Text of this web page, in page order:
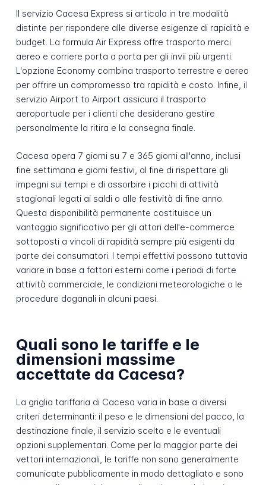
Il servizio Cacesa Express si articola in tre modalità
distinte per rispondere alle diverse esigenze di rapidità e
budget. La formula Air Express offre trasporto merci
aereo e corriere porta a porta per gli invii più urgenti.
L'opzione Economy combina trasporto terrestre e aereo
per offrire un compromesso tra rapidità e costo. Infine, il
servizio Airport to Airport assicura il trasporto
aeroportuale per i clienti che desiderano gestire
personalmente la ritira e la consegna finale.
Cacesa opera 7 giorni su 7 e 365 giorni all'anno, inclusi
fine settimana e giorni festivi, al fine di rispettare gli
impegni sui tempi e di assorbire i picchi di attività
stagionali legati ai saldi o alle festività di fine anno.
Questa disponibilità permanente costituisce un
vantaggio significativo per gli attori dell'e-commerce
sottoposti a vincoli di rapidità sempre più esigenti da
parte dei consumatori. I tempi effettivi possono tuttavia
variare in base a fattori esterni come i periodi di forte
attività commerciale, le condizioni meteorologiche o le
procedure doganali in alcuni paesi.
Quali sono le tariffe e le
dimensioni massime
accettate da Cacesa?
La griglia tariffaria di Cacesa varia in base a diversi
criteri determinanti: il peso e le dimensioni del pacco, la
destinazione finale, il servizio scelto e le eventuali
opzioni supplementari. Come per la maggior parte dei
vettori internazionali, le tariffe non sono generalmente
comunicate pubblicamente in modo dettagliato e sono